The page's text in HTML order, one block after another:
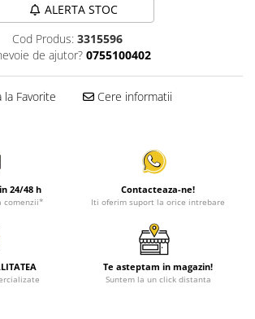
ALERTA STOC
Cod Produs: 3315596
de ajutor? 0755100402
Favorite Cere informatii
24/48 h
comenzii*
Contacteaza-ne!
Iti oferim suport la orice intrebare
Te asteptam in magazin!
Suntem la un click distanta